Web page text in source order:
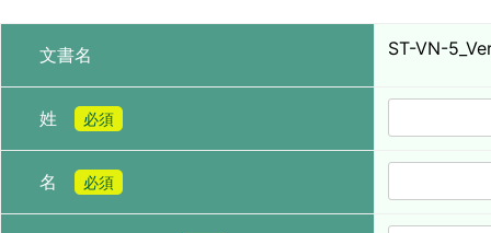
文書名 ST-VN-
姓 必須
名 必須